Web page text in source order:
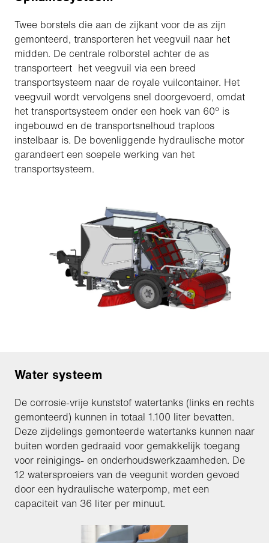
Twee borstels die aan de zijkant voor de as zijn
gemonteerd, transporteren het veegvuil naar het
midden. De centrale rolborstel achter de as
transporteert het veegvuil via een breed
transportsysteem naar de royale vuilcontainer. Het
veegvuil wordt vervolgens snel doorgevoerd, omdat
het transportsysteem onder een hoek van 60° is
ingebouwd en de transportsnelhoud traploos
instelbaar is. De bovenliggende hydraulische motor
garandeert een soepele werking van het
transportsysteem.
Water systeem
De corrosie-vrije kunststof watertanks (links en rechts
gemonteerd) kunnen in totaal 1.100 liter bevatten.
Deze zijdelings gemonteerde watertanks kunnen naar
buiten worden gedraaid voor gemakkelijk toegang
voor reinigings- en onderhoudswerkzaamheden. De
12 watersproeiers van de veegunit worden gevoed
door een hydraulische waterpomp, met een
capaciteit van 36 liter per minuut.